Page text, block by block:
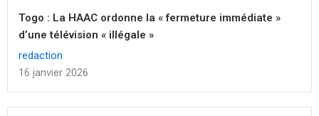
Togo : La HAAC ordonne la « fermeture immédiate »
d’une télévision « illégale »
redaction
16 janvier 2026